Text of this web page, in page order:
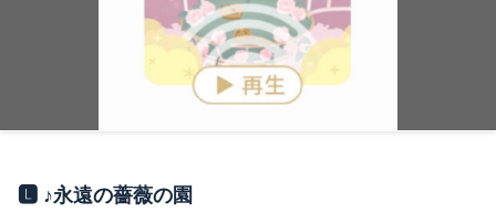
🅻 ♪永遠の薔薇の園